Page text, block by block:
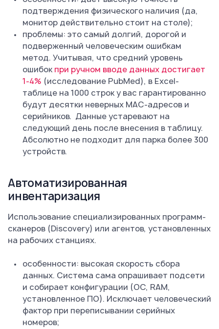
подтверждения физического наличия (да,
монитор действительно стоит на столе);
проблемы: это самый долгий, дорогой и
подверженный человеческим ошибкам
метод. Учитывая, что средний уровень
ошибокпри ручном вводе данных достигает
1-4% (исследование PubMed), в Excel-
таблице на 1000 строк у вас гарантированно
будут десятки неверных MAC-адресов и
серийников. Данные устаревают на
следующий день после внесения в таблицу.
Абсолютно не подходит для парка более 300
устройств.
Автоматизированная
инвентаризация
Использование специализированных программ-
сканеров (Discovery) или агентов, установленных
на рабочих станциях.
особенности: высокая скорость сбора
данных. Система сама опрашивает подсети
и собирает конфигурации (ОС, RAM,
установленное ПО). Исключает человеческий
фактор при переписывании серийных
номеров;